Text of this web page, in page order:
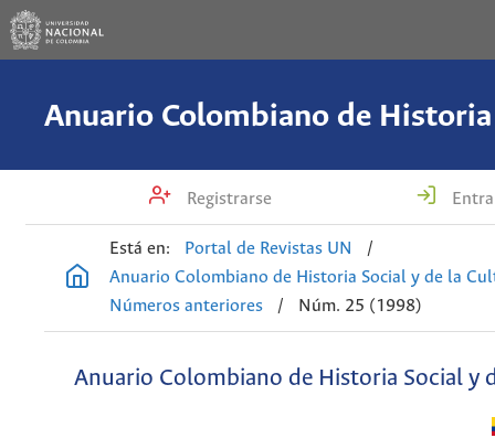
Registrarse
Está en: Portal de Revistas UN
/
Anuario Colombiano de Historia Social y de la
Números anteriores
/ Núm. 25 (1998)
Anuario Colombiano de Historia Social y